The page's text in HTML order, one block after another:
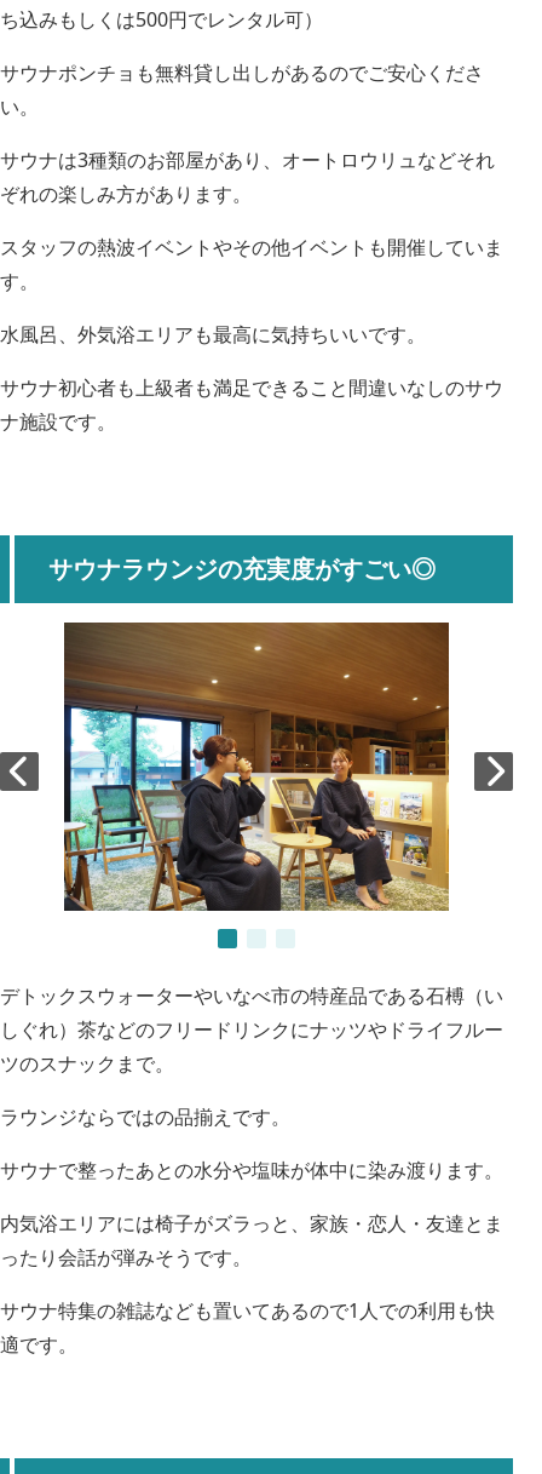
ち込みもしくは500円でレンタル可）
サウナポンチョも無料貸し出しがあるのでご安心くださ
い。
サウナは3種類のお部屋があり、オートロウリュなどそれ
ぞれの楽しみ方があります。
スタッフの熱波イベントやその他イベントも開催していま
す。
水風呂、外気浴エリアも最高に気持ちいいです。
サウナ初心者も上級者も満足できること間違いなしのサウ
ナ施設です。
サウナラウンジの充実度がすごい◎
デトックスウォーターやいなべ市の特産品である石榑（い
しぐれ）茶などのフリードリンクにナッツやドライフルー
ツのスナックまで。
ラウンジならではの品揃えです。
サウナで整ったあとの水分や塩味が体中に染み渡ります。
内気浴エリアには椅子がズラっと、家族・恋人・友達とま
ったり会話が弾みそうです。
サウナ特集の雑誌なども置いてあるので1人での利用も快
適です。